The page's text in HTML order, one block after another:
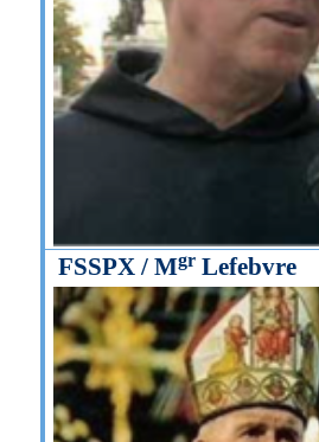
FSSPX / MgrLefebvre